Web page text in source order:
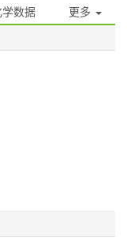
数据 更多